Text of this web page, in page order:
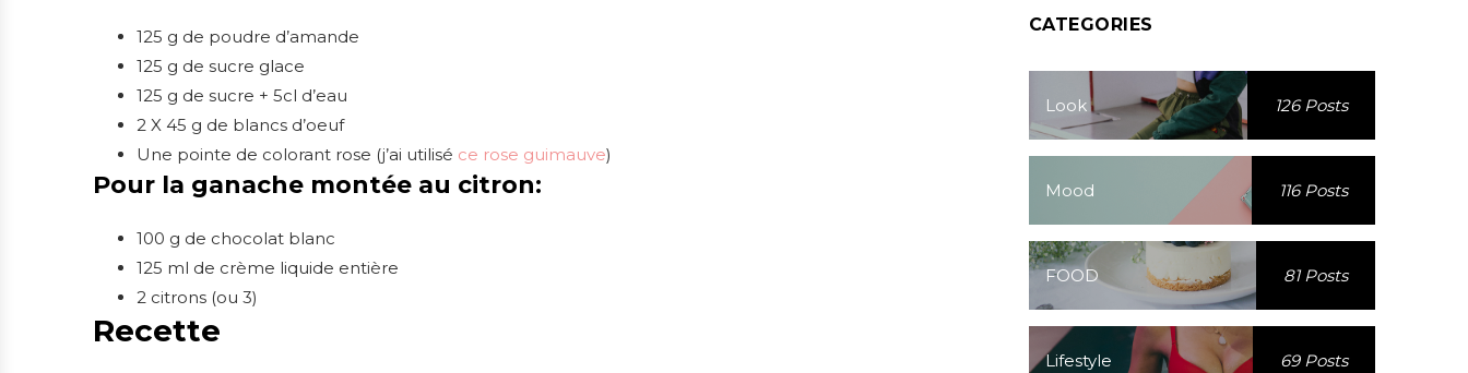
125 g de poudre d’amande
125 g de sucre glace
125 g de sucre + 5cl d’eau
2 X 45 g de blancs d’oeuf
Une pointe de colorant rose (j’ai utilisé ce rose guimauve)
Pour la ganache montée au citron:
100 g de chocolat blanc
125 ml de crème liquide entière
2 citrons (ou 3)
Recette
CATEGORIES
Look 126 Posts
Mood 116 Posts
FOOD 81 Posts
Lifestyle 69 Posts